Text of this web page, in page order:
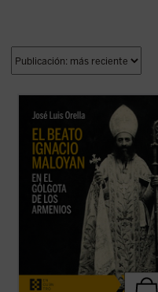
El beato Ignacio Maloyan, arzobispo de
Mardin (Turquía), martirizado en 1915, es
uno de los seis obispos armenios católicos
que fueron víctimas del genocidio armenio
en las primeras décadas del siglo XX. Este
libro descubre aquella hermosa y ...
(ver
ficha)